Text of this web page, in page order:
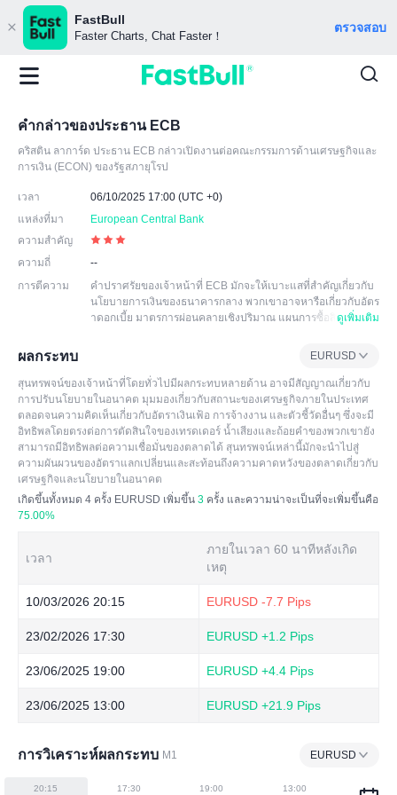
FastBull
Faster Charts, Chat Faster！
ตรวจสอบ
คำกล่าวของประธาน ECB
คริสติน ลาการ์ด ประธาน ECB กล่าวเปิดงานต่อคณะกรรมการด้านเศรษฐกิจและ
การเงิน (ECON) ของรัฐสภายุโรป
เวลา
06/10/2025 17:00 (UTC +0)
แหล่งที่มา
European Central Bank
ความสำคัญ
ความถี่
--
การตีความ
ดูเพิ่มเติม
คำปราศรัยของเจ้าหน้าที่ ECB มักจะให้เบาะแสที่สำคัญเกี่ยวกับ
นโยบายการเงินของธนาคารกลาง พวกเขาอาจหารือเกี่ยวกับอัตร
าดอกเบี้ย มาตรการผ่อนคลายเชิงปริมาณ แผนการซื้อสิ
าจทำการวิเคราะห์เชิงลึกเกี่ยวกับเศรษฐกิจยูโรโซน รวมถึงอัตราเ
ล่าวสุนทรพจน์อาจทำให้เกิดความผันผวนในตลาดการเงิน โดยเ
ฉพาะอย่างยิ่งเมื่อมีการตีความเบาะแสเกี่ยวกับนโยบายการเงินว่
าเป็นการเปลี่ยนแปลงนโยบายที่เป็นไปได้ ผู้เข้าร่วมตลาดมักจะป
รับความคาดหวังด้านนโยบายตามสุนทรพจน์
ผลกระทบ EURUSD
สุนทรพจน์ของเจ้าหน้าที่โดยทั่วไปมีผลกระทบหลายด้าน อาจมีสัญญาณเกี่ยวกับ
การปรับนโยบายในอนาคต มุมมองเกี่ยวกับสถานะของเศรษฐกิจภายในประเทศ
ตลอดจนความคิดเห็นเกี่ยวกับอัตราเงินเฟ้อ การจ้างงาน และตัวชี้วัดอื่นๆ ซึ่งจะมี
อิทธิพลโดยตรงต่อการตัดสินใจของเทรดเดอร์ น้ำเสียงและถ้อยคำของพวกเขายัง
สามารถมีอิทธิพลต่อความเชื่อมั่นของตลาดได้ สุนทรพจน์เหล่านี้มักจะนำไปสู่
ความผันผวนของอัตราแลกเปลี่ยนและสะท้อนถึงความคาดหวังของตลาดเกี่ยวกับ
เศรษฐกิจและนโยบายในอนาคต
เกิดขึ้นทั้งหมด 4 ครั้ง EURUSD เพิ่มขึ้น 3 ครั้ง และความน่าจะเป็นที่จะเพิ่มขึ้นคือ
75.00%
เวลา
ภายในเวลา 60 นาทีหลังเกิด
เหตุ
10/03/2026 20:15 EURUSD -7.7 Pips
23/02/2026 17:30 EURUSD +1.2 Pips
23/06/2025 19:00 EURUSD +4.4 Pips
23/06/2025 13:00 EURUSD +21.9 Pips
การวิเคราะห์ผลกระทบ M1 EURUSD
20:15 17:30 19:00 13:00